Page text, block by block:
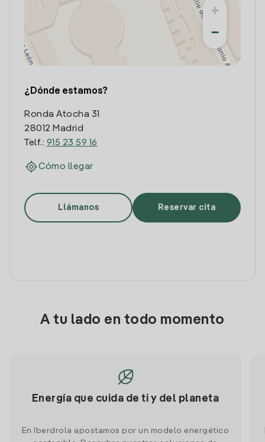
+
−
¿Dónde estamos?
Ronda Atocha 31
28012 Madrid
Telf.: 915 23 59 16
Cómo llegar
Llámanos Reservar cita
A tu lado en todo momento
Energía que cuida de ti y del planeta
En Iberdrola apostamos por un modelo energético